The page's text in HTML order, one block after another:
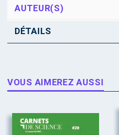
AUTEUR(S)
DÉTAILS
VOUS AIMEREZ AUSSI